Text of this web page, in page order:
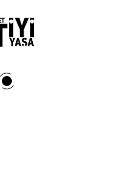
TAKİP EDİP
OLUN!